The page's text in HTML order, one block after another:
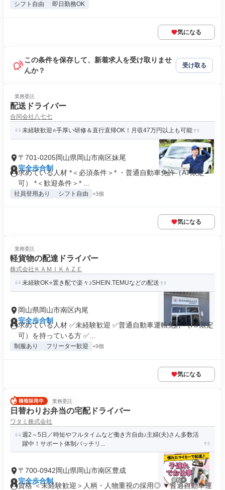
シフト自由 即日勤務OK
気になる
この条件を保存して、新着求人を受け取りませ
んか？
受け取る
業務委託
配送ドライバー
合同会社八七七
未経験歓迎⭐手厚い研修＆直行直帰OK！月収47万円以上も可能
〒701-0205岡山県岡山市南区妹尾
完全歩合制
求めている人材 *＜必須条件＞* ・普通自動車免許（AT限定
可） *＜歓迎条件＞* ...
社員登用あり シフト自由 +3個
気になる
業務委託
軽貨物の配達ドライバー
株式会社ＫＡＭＩＫＡＺＥ
未経験OK⭐️置き配で楽々♪SHEIN.TEMUなどの配送
岡山県岡山市南区内尾
完全歩合制
求めている人材 ✅未経験歓迎 ✅普通自動車運転免許 （AT限定
可）を持っている方 ✅...
制服あり フリーター歓迎 +9個
気になる
業務委託
日替わりお弁当の宅配ドライバー
ワタミ株式会社
週2～5日／時短やフルタイムなど働き方自由♪主婦(夫)さん多数活
躍中！サポート体制バッチリ...
〒700-0942岡山県岡山市南区豊成
完全歩合制
資格 ＜未経験歓迎＞人柄・人物重視の採用◎ ▼普通自動車運